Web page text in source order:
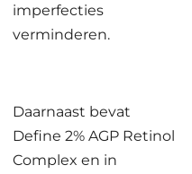
imperfecties
verminderen.
Daarnaast bevat
Define 2% AGP Retinol
Complex en in